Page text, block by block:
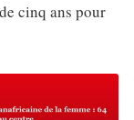
cinq ans pour